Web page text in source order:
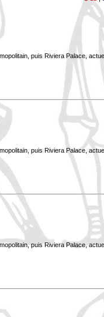
puis Riviera Palace,
puis Riviera Palace,
puis Riviera Palace,